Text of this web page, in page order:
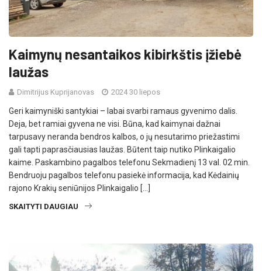
Kaimynų nesantaikos kibirkštis įžiebė
laužas
Dimitrijus Kuprijanovas 2024 30 liepos
Geri kaimyniški santykiai – labai svarbi ramaus gyvenimo dalis.
Deja, bet ramiai gyvena ne visi. Būna, kad kaimynai dažnai
tarpusavy neranda bendros kalbos, o jų nesutarimo priežastimi
gali tapti paprasčiausias laužas. Būtent taip nutiko Plinkaigalio
kaime. Paskambino pagalbos telefonu Sekmadienį 13 val. 02 min.
Bendruoju pagalbos telefonu pasiekė informacija, kad Kėdainių
rajono Krakių seniūnijos Plinkaigalio […]
SKAITYTI DAUGIAU